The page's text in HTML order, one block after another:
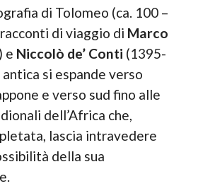
di Tolomeo (ca. 100 –
racconti di viaggio di Marco
e Niccolò de’ Conti (1395-
antica si espande verso
e verso sud fino alle
dell’Africa che,
lascia intravedere
della sua